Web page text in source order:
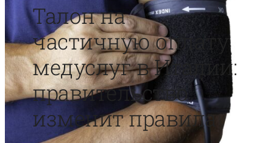
Талон на
частичную оплату
медуслуг в Италии:
правительство
изменит правила